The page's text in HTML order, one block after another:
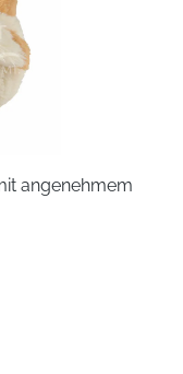
angenehmem